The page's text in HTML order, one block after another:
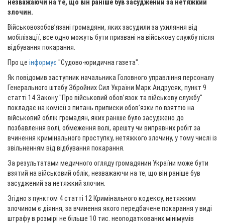
незважаючи на те, що він раніше був засуджений за нетяжкий
злочин.
Військовозобов’язані громадяни, яких засудили за ухиляння від
мобілізації, все одно можуть бути призвані на військову службу після
відбування покарання.
Про це інформує "Судово-юридична газета".
Як повідомив заступник начальника Головного управління персоналу
Генерального штабу Збройних Сил України Марк Андрусяк, пункт 9
статті 14 Закону "Про військовий обов’язок та військову службу"
покладає на комісії з питань приписки обов’язки по взяттю на
військовий облік громадян, яких раніше було засуджено до
позбавлення волі, обмеження волі, арешту чи виправних робіт за
вчинення кримінального проступку, нетяжкого злочину, у тому числі із
звільненням від відбування покарання.
За результатами медичного огляду громадянин України може бути
взятий на військовий облік, незважаючи на те, що він раніше був
засуджений за нетяжкий злочин.
Згідно з пунктом 4 статті 12 Кримінального кодексу, нетяжким
злочином є діяння, за вчинення якого передбачене покарання у виді
штрафу в розмірі не більше 10 тис. неоподаткованих мінімумів